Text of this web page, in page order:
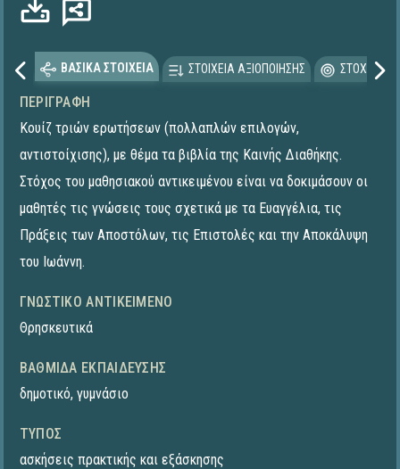
ΒΑΣΙΚΑ ΣΤΟΙΧΕΙΑ ΣΤΟΙΧΕΙΑ ΑΞΙΟΠΟΙΗΣΗΣ
ΠΕΡΙΓΡΑΦΉ
Κουίζ τριών ερωτήσεων (πολλαπλών επιλογών,
αντιστοίχισης), με θέμα τα βιβλία της Καινής Διαθήκης.
Στόχος του μαθησιακού αντικειμένου είναι να δοκιμάσουν οι
μαθητές τις γνώσεις τους σχετικά με τα Ευαγγέλια, τις
Πράξεις των Αποστόλων, τις Επιστολές και την Αποκάλυψη
του Ιωάννη.
ΓΝΩΣΤΙΚΌ ΑΝΤΙΚΕΊΜΕΝΟ
Θρησκευτικά
ΒΑΘΜΊΔΑ ΕΚΠΑΊΔΕΥΣΗΣ
δημοτικό, γυμνάσιο
ΤΎΠΟΣ
ασκήσεις πρακτικής και εξάσκησης